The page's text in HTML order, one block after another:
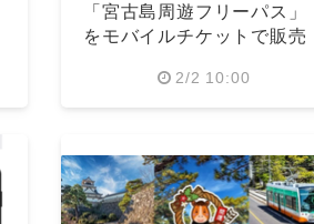
「宮古島周遊フリーパス」
をモバイルチケットで販売
2/2 10:00